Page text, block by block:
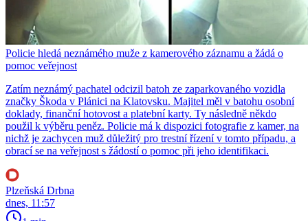
Policie hledá neznámého muže z kamerového záznamu a žádá o
pomoc veřejnost
Zatím neznámý pachatel odcizil batoh ze zaparkovaného vozidla
značky Škoda v Plánici na Klatovsku. Majitel měl v batohu osobní
doklady, finanční hotovost a platební karty. Ty následně někdo
použil k výběru peněz. Policie má k dispozici fotografie z kamer, na
nichž je zachycen muž důležitý pro trestní řízení v tomto případu, a
obrací se na veřejnost s žádostí o pomoc při jeho identifikaci.
Plzeňská Drbna
dnes, 11:57